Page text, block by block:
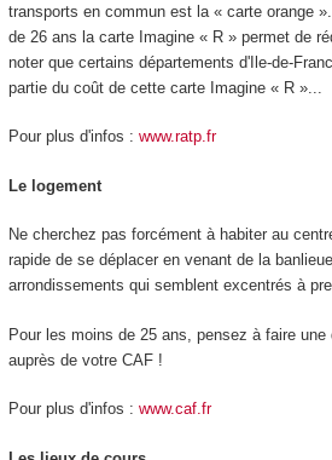
transports en commun est la « carte orange
de 26 ans la carte Imagine « R » permet de
noter que certains départements d'Ile-de-
partie du coût de cette carte Imagine « R »...
Pour plus d'infos : www.ratp.fr
Le logement
Ne cherchez pas forcément à habiter au
rapide de se déplacer en venant de la
arrondissements qui semblent excentrés à
Pour les moins de 25 ans, pensez à faire une
auprès de votre CAF !
Pour plus d'infos : www.caf.fr